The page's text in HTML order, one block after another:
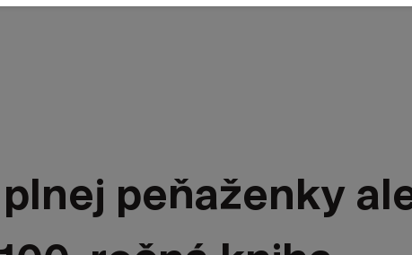
plnej peňaženky